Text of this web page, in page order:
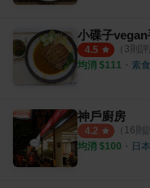
小碟子
4.5 （ 3則評
均消 $111 ・ 素食
神戶廚房
4.2 （ 16則
均消 $100 ・ 日